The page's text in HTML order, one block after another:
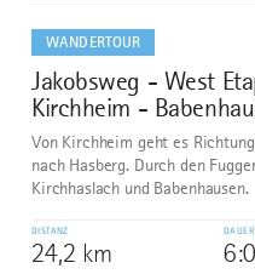
WANDERTOUR
2
Jakobsweg - West
Kirchheim -
Von Kirchheim geht es
nach Hasberg. Durch den
Kirchhaslach und Babenhausen.
DISTANZ
24,2 km
DAUER
dazu